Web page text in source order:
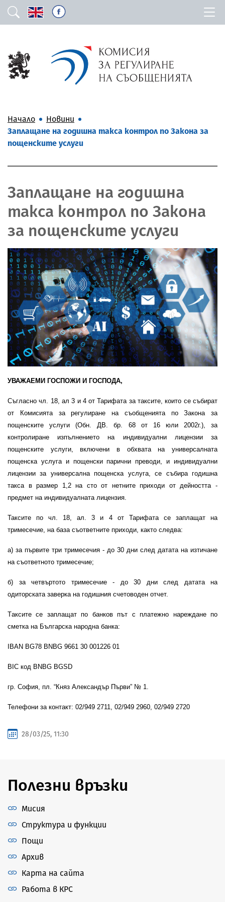
Начало
Новини
Заплащане на годишна такса контрол по Закона за
пощенските услуги
Заплащане на годишна
такса контрол по Закона
за пощенските услуги
УВАЖАЕМИ ГОСПОЖИ И ГОСПОДА,
Съгласно чл. 18, ал 3 и 4 от Тарифата за таксите, които се събират
от Комисията за регулиране на съобщенията по Закона за
пощенските услуги (Обн. ДВ. бр. 68 от 16 юли 2002г.), за
контролиране изпълнението на индивидуални лицензии за
пощенските услуги, включени в обхвата на универсалната
пощенска услуга и пощенски парични преводи, и индивидуални
лицензии за универсална пощенска услуга, се събира годишна
такса в размер 1,2 на сто от нетните приходи от дейността -
предмет на индивидуалната лицензия.
Таксите по чл. 18, ал. 3 и 4 от Тарифата се заплащат на
тримесечие, на база съответните приходи, както следва:
а) за първите три тримесечия - до 30 дни след датата на изтичане
на съответното тримесечие;
б) за четвъртото тримесечие - до 30 дни след датата на
одиторската заверка на годишния счетоводен отчет.
Tаксите се заплащат по банков път с платежно нареждане по
сметка на Българска народна банка:
IBAN BG78 BNBG 9661 30 001226 01
BIC код BNBG BGSD
гр. София, пл. “Княз Александър Първи” № 1.
Телефони за контакт: 02/949 2711, 02/949 2960, 02/949 2720
28/03/25, 11:30
Полезни връзки
Мисия
Структура и функции
Пощи
Архив
Карта на сайта
Работа в КРС